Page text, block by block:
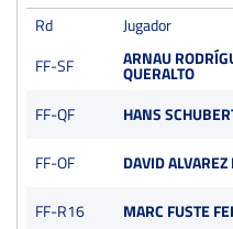
46 Open Misericordia
Del 21 al 27 de junio, 2021
Semifinales
Del 30 al 03 de junio,
Rd Jugador
FF-SF
ARNAU
QUERALTO
FF-QF
HANS
FF-OF
DAVID
FF-R16
MARC FUSTE